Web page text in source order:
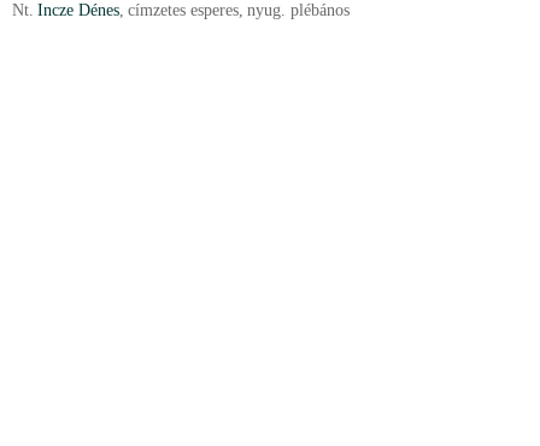
Nt. Incze Dénes, címzetes esperes, nyug. plébános